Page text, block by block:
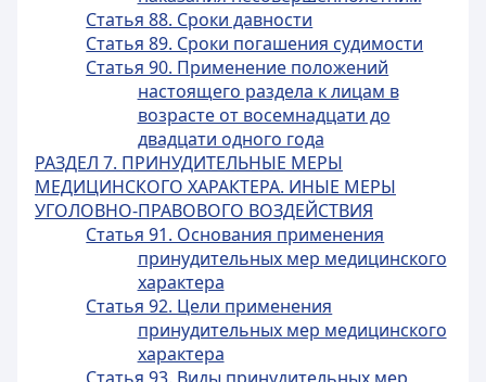
Статья 88. Сроки давности
Статья 89. Сроки погашения судимости
Статья 90. Применение положений
настоящего раздела к лицам в
возрасте от восемнадцати до
двадцати одного года
РАЗДЕЛ 7. ПРИНУДИТЕЛЬНЫЕ МЕРЫ
МЕДИЦИНСКОГО ХАРАКТЕРА. ИНЫЕ МЕРЫ
УГОЛОВНО-ПРАВОВОГО ВОЗДЕЙСТВИЯ
Статья 91. Основания применения
принудительных мер медицинского
характера
Статья 92. Цели применения
принудительных мер медицинского
характера